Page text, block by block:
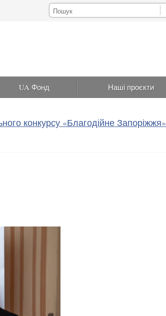
UA Фонд Наші проєкти
конкурсу «Благодійне Запоріжжя»